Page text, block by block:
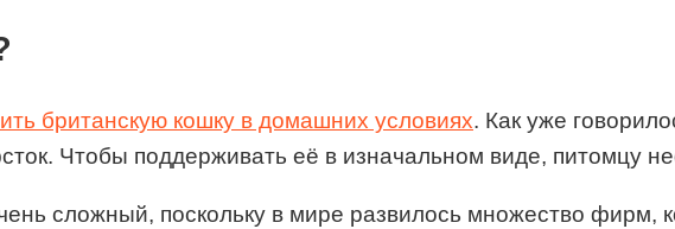
британскую кошку в домашних условиях. Как уже
Чтобы поддерживать её в изначальном виде, питомцу
сложный, поскольку в мире развилось множество фирм,